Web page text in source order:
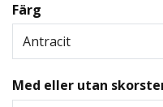
Färg
Antracit
Med eller utan